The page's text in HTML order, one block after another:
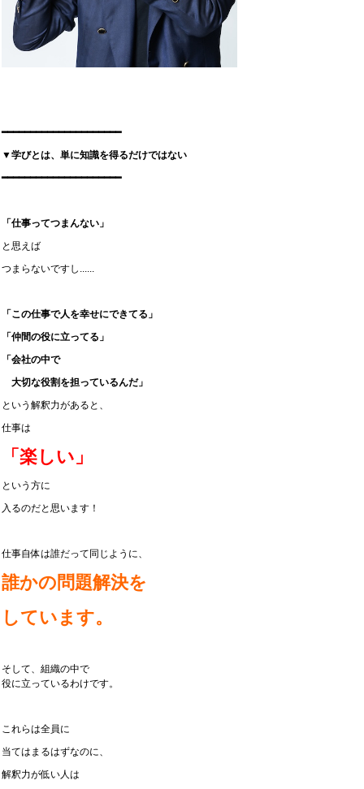
━━━━━━━━━━━━━━━━━━━━━
▼学びとは、単に知識を得るだけではない
━━━━━━━━━━━━━━━━━━━━━
「仕事ってつまんない」
と思えば
つまらないですし......
「この仕事で人を幸せにできてる」
「仲間の役に立ってる」
「会社の中で
大切な役割を担っているんだ」
という解釈力があると、
仕事は
「楽しい」
という方に
入るのだと思います！
仕事自体は誰だって同じように、
誰かの問題解決を
しています。
そして、組織の中で
役に立っているわけです。
これらは全員に
当てはまるはずなのに、
解釈力が低い人は